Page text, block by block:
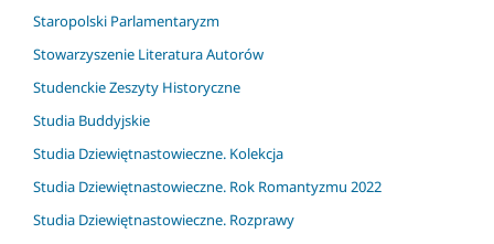
Staropolski Parlamentaryzm
Stowarzyszenie Literatura Autorów
Studenckie Zeszyty Historyczne
Studia Buddyjskie
Studia Dziewiętnastowieczne. Kolekcja
Studia Dziewiętnastowieczne. Rok Romantyzmu 2022
Studia Dziewiętnastowieczne. Rozprawy